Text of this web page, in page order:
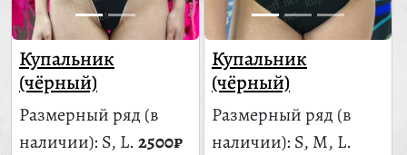
Купальник
(чёрный)
Размерный ряд (в
наличии): S, L.2500₽
Купальник
(чёрный)
Размерный ряд (в
наличии): S, M, L.